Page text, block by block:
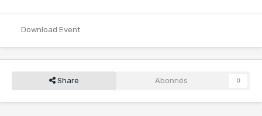
Download Event
Share Abonnés 0